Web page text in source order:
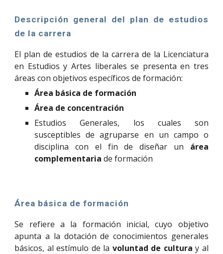
Descripción general del plan de estudios
de la carrera
El plan de estudios de la carrera de la Licenciatura
en Estudios y Artes liberales se presenta en tres
áreas con objetivos específicos de formación:
Área básica de formación
Área de concentración
Estudios Generales, los cuales son
susceptibles de agruparse en un campo o
disciplina con el fin de diseñar un área
complementariade formación
Área básica de formación
Se refiere a la formación inicial, cuyo objetivo
apunta a la dotación de conocimientos generales
básicos, al estímulo de la voluntad de cultura y al